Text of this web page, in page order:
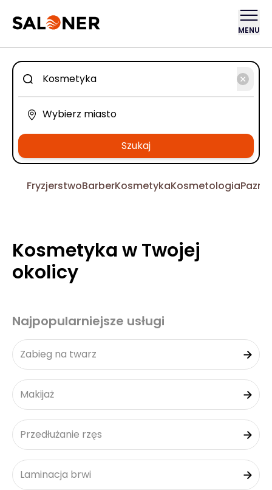
MENU
Szukaj
FryzjerstwoBarberKosmetykaKosmetologia
Kosmetyka w Twojej
okolicy
Najpopularniejsze usługi
Zabieg na twarz
Makijaż
Przedłużanie rzęs
Laminacja brwi